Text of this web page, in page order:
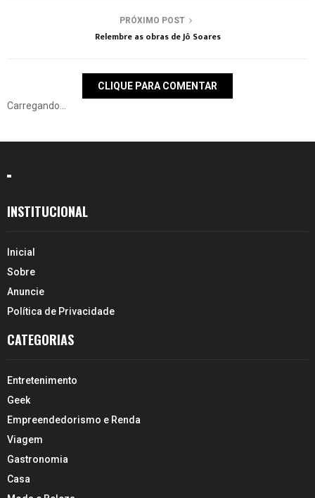
PRÓXIMO POST
Relembre as obras de Jô Soares
CLIQUE PARA COMENTAR
Carregando...
INSTITUCIONAL
Inicial
Sobre
Anuncie
Política de Privacidade
CATEGORIAS
Entretenimento
Geek
Empreendedorismo e Renda
Viagem
Gastronomia
Casa